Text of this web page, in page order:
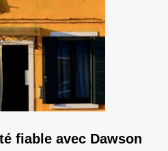
fiable avec Dawson